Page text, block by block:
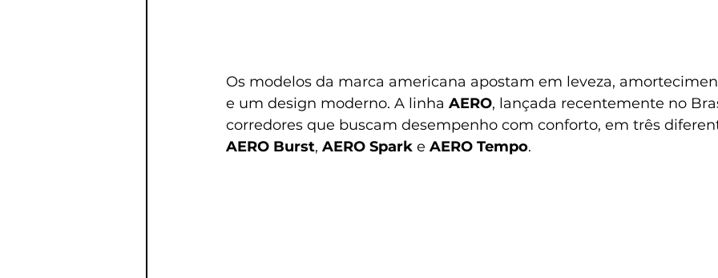
Os modelos da marca americana apostam em leveza,
e um design moderno. A linha AERO, lançada recentemente no
corredores que buscam desempenho com conforto, em três
AERO Burst, AERO Spark e AERO Tempo.